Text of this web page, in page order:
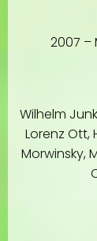
2007 –
Wilhelm
Lorenz Ott,
Morwinsky,